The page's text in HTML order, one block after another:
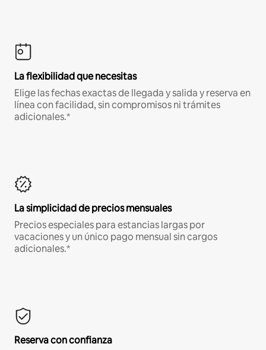
La flexibilidad que necesitas
Elige las fechas exactas de llegada y salida y reserva en
línea con facilidad, sin compromisos ni trámites
adicionales.*
La simplicidad de precios mensuales
Precios especiales para estancias largas por
vacaciones y un único pago mensual sin cargos
adicionales.*
Reserva con confianza